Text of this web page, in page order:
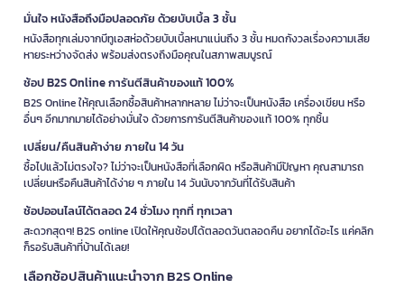
มั่นใจ หนังสือถึงมือปลอดภัย ด้วยบับเบิ้ล 3 ชั้น
หนังสือทุกเล่มจากบีทูเอสห่อด้วยบับเบิ้ลหนาแน่นถึง 3 ชั้น หมดกังวลเรื่องความเสีย
หายระหว่างจัดส่ง พร้อมส่งตรงถึงมือคุณในสภาพสมบูรณ์
ช้อป B2S Online การันตีสินค้าของแท้ 100%
B2S Online ให้คุณเลือกซื้อสินค้าหลากหลาย ไม่ว่าจะเป็นหนังสือ เครื่องเขียน หรือ
อื่นๆ อีกมากมายได้อย่างมั่นใจ ด้วยการการันตีสินค้าของแท้ 100% ทุกชิ้น
เปลี่ยน/คืนสินค้าง่าย ภายใน 14 วัน
ซื้อไปแล้วไม่ตรงใจ? ไม่ว่าจะเป็นหนังสือที่เลือกผิด หรือสินค้ามีปัญหา คุณสามารถ
เปลี่ยนหรือคืนสินค้าได้ง่าย ๆ ภายใน 14 วันนับจากวันที่ได้รับสินค้า
ช้อปออนไลน์ได้ตลอด 24 ชั่วโมง ทุกที่ ทุกเวลา
สะดวกสุดๆ! B2S online เปิดให้คุณช้อปได้ตลอดวันตลอดคืน อยากได้อะไร แค่คลิก
ก็รอรับสินค้าที่บ้านได้เลย!
เลือกช้อปสินค้าแนะนำจาก B2S Online